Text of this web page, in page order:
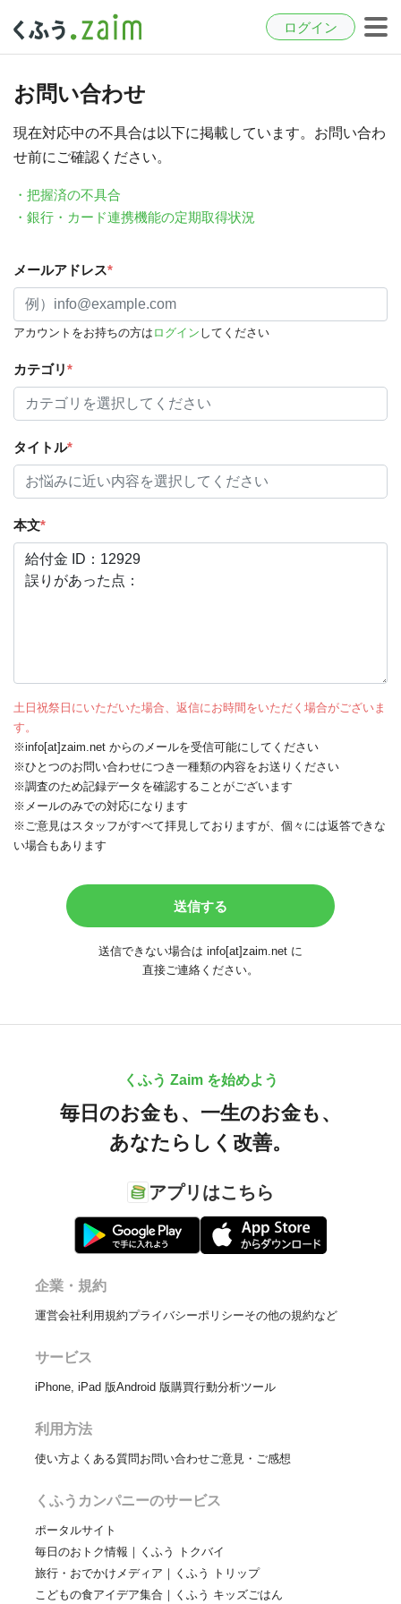
ログイン
お問い合わせ
現在対応中の不具合は以下に掲載しています。お問い合わ
せ前にご確認ください。
・把握済の不具合
・銀行・カード連携機能の定期取得状況
メールアドレス*
アカウントをお持ちの方は ログイン してください
カテゴリ*
タイトル*
本文*
土日祝祭日にいただいた場合、返信にお時間をいただく場合がございま
す。
※info[at]zaim.net からのメールを受信可能にしてください
※ひとつのお問い合わせにつき一種類の内容をお送りください
※調査のため記録データを確認することがございます
※メールのみでの対応になります
※ご意見はスタッフがすべて拝見しておりますが、個々には返答できな
い場合もあります
送信できない場合は info[at]zaim.net に
直接ご連絡ください。
くふう Zaim を始めよう
毎日のお金も、 一生のお金も、
あなたらしく改善。
アプリはこちら
企業・規約
運営会社利用規約プライバシーポリシーその他の規約など
サービス
iPhone, iPad 版Android 版購買行動分析ツール
利用方法
使い方よくある質問お問い合わせご意見・ご感想
くふうカンパニーのサービス
ポータルサイト
毎日のおトク情報｜くふう トクバイ
旅行・おでかけメディア｜くふう トリップ
こどもの食アイデア集合｜くふう キッズごはん